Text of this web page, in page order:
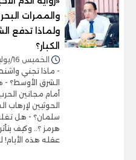
والممرات
ولماذا تدفع
الكبار؟
الخميس 16/يوليو/2026 - 06:05 م
- ماذا تجني
الشرق الأوسط؟ -
أمام مجانين
الحوثيين
سلمان؟ - هل
هرمز ؟.. وكيف
عقله هذه الأيام!